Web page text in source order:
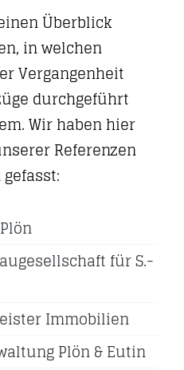
Überblick
in welchen
Vergangenheit
durchgeführt
Wir haben hier
Referenzen
für S.-
Immobilien
Plön & Eutin